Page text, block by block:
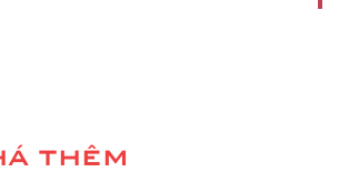
THÊM